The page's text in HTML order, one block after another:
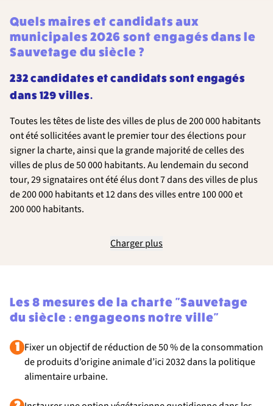
Quels maires et candidats aux
municipales 2026 sont engagés dans le
Sauvetage du siècle ?
232 candidates et candidats sont engagés
dans 129 villes.
Toutes les têtes de liste des villes de plus de 200 000 habitants
ont été sollicitées avant le premier tour des élections pour
signer la charte, ainsi que la grande majorité de celles des
villes de plus de 50 000 habitants. Au lendemain du second
tour, 29 signataires ont été élus dont 7 dans des villes de plus
de 200 000 habitants et 12 dans des villes entre 100 000 et
200 000 habitants.
Charger plus
Les 8 mesures de la charte "Sauvetage
du siècle : engageons notre ville"
1 Fixer un objectif de réduction de 50 % de la consommation
de produits d’origine animale d’ici 2032 dans la politique
alimentaire urbaine.